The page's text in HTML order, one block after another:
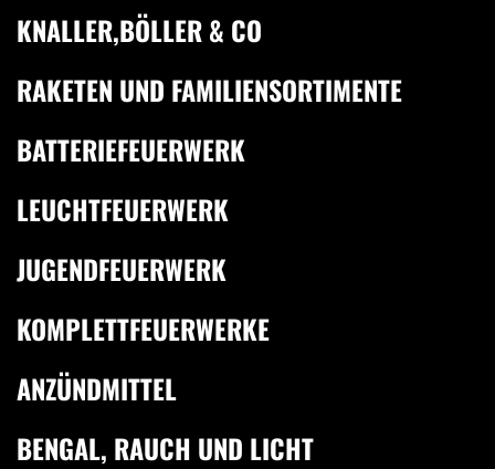
KNALLER,BÖLLER & CO
RAKETEN UND FAMILIENSORTIMENTE
BATTERIEFEUERWERK
LEUCHTFEUERWERK
JUGENDFEUERWERK
KOMPLETTFEUERWERKE
ANZÜNDMITTEL
BENGAL, RAUCH UND LICHT